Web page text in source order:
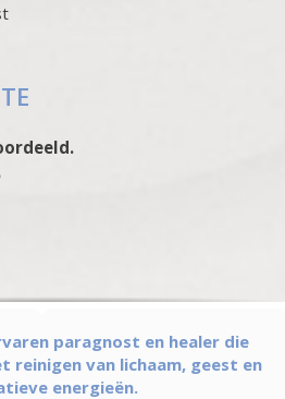
paragnost en healer die
reinigen van lichaam, geest en
energieën.